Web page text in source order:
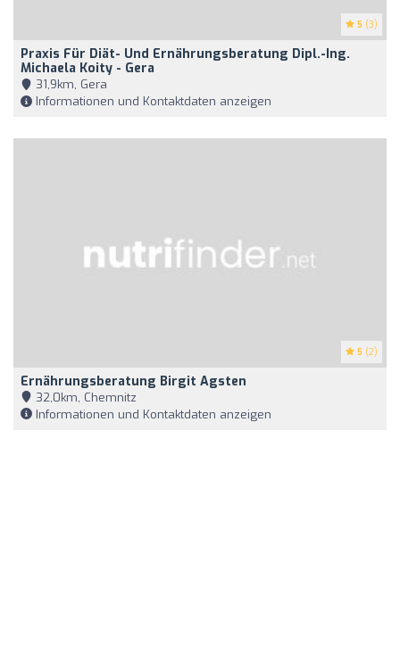
5 (3)
Praxis Für Diät- Und Ernährungsberatung Dipl.-Ing.
Michaela Koity - Gera
31,9km, Gera
Informationen und Kontaktdaten anzeigen
5 (2)
Ernährungsberatung Birgit Agsten
32,0km, Chemnitz
Informationen und Kontaktdaten anzeigen